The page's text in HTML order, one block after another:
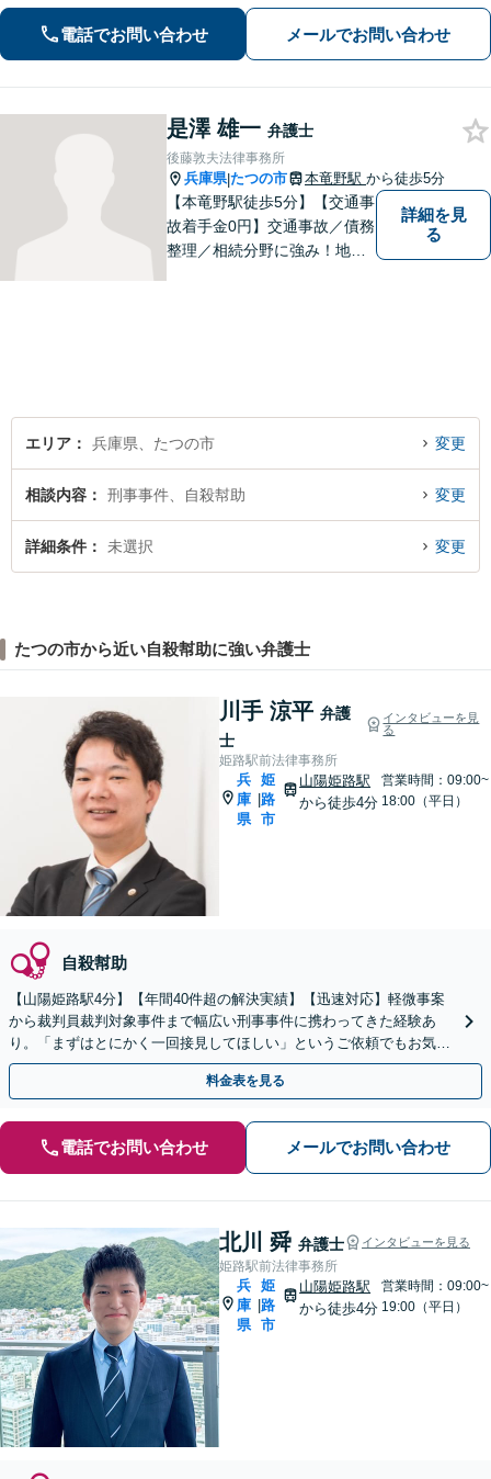
確に対応」借金問題に精通した弁護士
が、オーダーメイドの解決策をご提案
「他の事務所で対応できなかった自己
電話でお問い合わせ メールでお問い合わせ
是澤 雄一 弁護士
後藤敦夫法律事務所
兵庫県|たつの市 本竜野駅 から徒歩5分
【本竜野駅徒歩5分】【交通事
故着手金0円】交通事故／債務
整理／相続分野に強み！地域
詳細を見
る
エリア 兵庫県、たつの市 変更
相談内容 刑事事件、自殺幇助 変更
詳細条件 未選択 変更
たつの市から近い自殺幇助に強い弁護士
川手 涼平 弁護
士
インタビューを見
る
姫路駅前法律事務所
兵
庫
県
姫
路
市
山陽姫路駅
から徒歩4分
営業時間：09:00~
18:00（平日）
自殺幇助
【山陽姫路駅4分】【年間40件超の解決実績】【迅速対応】軽微事案
から裁判員裁判対象事件まで幅広い刑事事件に携わってきた経験あ
り。「まずはとにかく一回接見してほしい」というご依頼でもお気軽
にご相談ください。【即日・休日・夜間相談可】
料金表を見る
電話でお問い合わせ メールでお問い合わせ
北川 舜 弁護士 インタビューを見る
姫路駅前法律事務所
兵
庫
県
姫
路
市
山陽姫路駅
から徒歩4分
営業時間：09:00~
19:00（平日）